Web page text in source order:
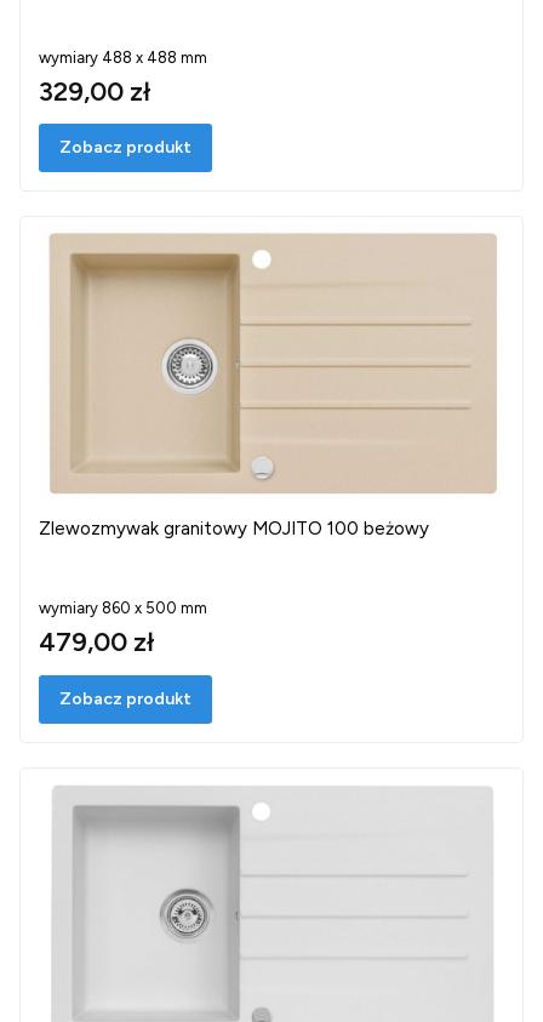
wymiary 488 x 488 mm
329,00 zł
Zobacz produkt
Zlewozmywak granitowy MOJITO 100 beżowy
wymiary 860 x 500 mm
479,00 zł
Zobacz produkt